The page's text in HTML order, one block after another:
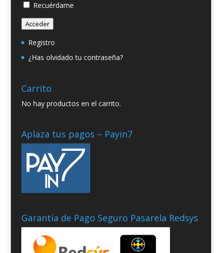
Recuérdame
Acceder
Registro
¿Has olvidado tu contraseña?
Carrito
No hay productos en el carrito.
Aplaza tus pagos – Payin7
Garantía de Pago Seguro Pasarela Redsys